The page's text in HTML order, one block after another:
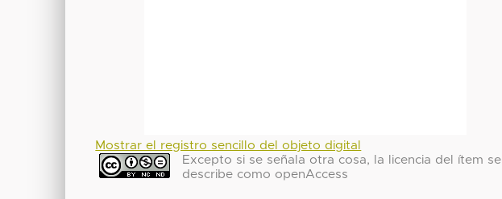
Mostrar el registro sencillo del objeto digital
Excepto si se señala otra cosa, la licencia del ítem se
describe como openAccess